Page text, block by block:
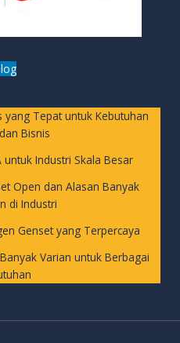
yang Tepat untuk Kebutuhan
Bisnis
Industri Skala Besar
Open dan Alasan Banyak
di Industri
Genset yang Terpercaya
Varian untuk Berbagai